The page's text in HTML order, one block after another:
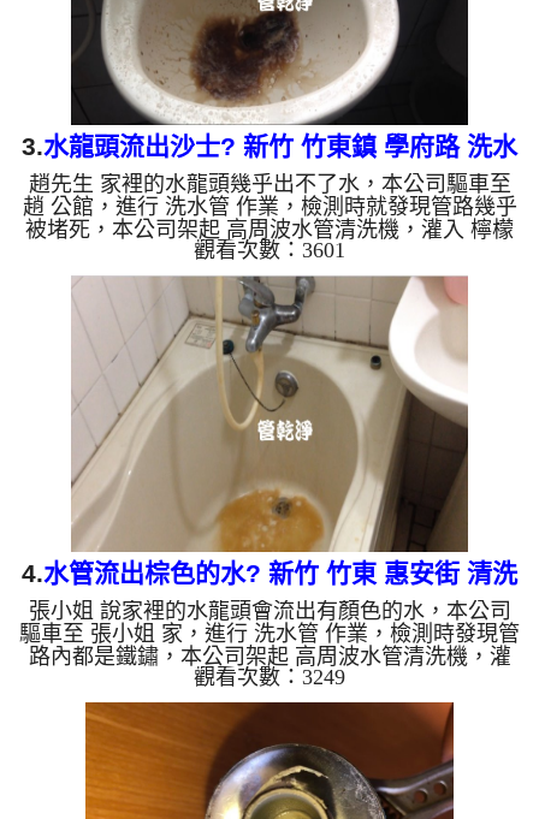
3.水龍頭流出沙士? 新竹 竹東鎮 學府路 洗水
管
趙先生 家裡的水龍頭幾乎出不了水，本公司驅車至
趙 公館，進行 洗水管 作業，檢測時就發現管路幾乎
被堵死，本公司架起 高周波水管清洗機，灌入 檸檬
酸水 至管路裡面，等了約15分，開啟 水管清洗機 ，
啟動 螺旋波 模式，一開始就洗出淡黑的髒水，看起
來像是沙士，顏色越來越深，還噴出大量的黑色的異
物，如下圖片影片，兩個多小時後，出水量恢復正常
了!! 如是自來水，如水管老化，會產生鐵鏽跟泥沙堆
積，洗出來的水就會是咖啡色，地下水含有氧化錳，
管壁上會結成黑色管垢，洗出來的水會跟石油一樣
黑，有些洗出綠色...
觀看次數：3601
4.水管流出棕色的水? 新竹 竹東 惠安街 清洗
水管
張小姐 說家裡的水龍頭會流出有顏色的水，本公司
驅車至 張小姐 家，進行 洗水管 作業，檢測時發現管
路內都是鐵鏽，本公司架起 高周波水管清洗機，灌
入 檸檬酸水 至管路裡面，等了約15分，開啟 水管清
洗機 ，啟動 螺旋波 模式，一開始就洗出棕色的髒
水，顏色越來越深，看起來與咖啡沒兩樣，張小姐嚇
了一跳，如下圖片影片，一個多小時後，出水變清澈
出水量也變大了!! 如是自來水，如水管老化，會產
生鐵鏽跟泥沙堆積，洗出來的水就會是咖啡色，地下
觀看次數：3249